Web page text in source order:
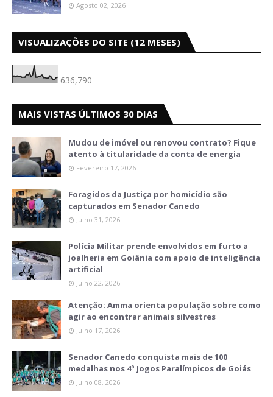
Agosto 02, 2026
VISUALIZAÇÕES DO SITE (12 MESES)
636,790
MAIS VISTAS ÚLTIMOS 30 DIAS
Mudou de imóvel ou renovou contrato? Fique
atento à titularidade da conta de energia
Fevereiro 17, 2026
Foragidos da Justiça por homicídio são
capturados em Senador Canedo
Julho 31, 2026
Polícia Militar prende envolvidos em furto a
joalheria em Goiânia com apoio de inteligência
artificial
Julho 22, 2026
Atenção: Amma orienta população sobre como
agir ao encontrar animais silvestres
Julho 17, 2026
Senador Canedo conquista mais de 100
medalhas nos 4º Jogos Paralímpicos de Goiás
Julho 08, 2026